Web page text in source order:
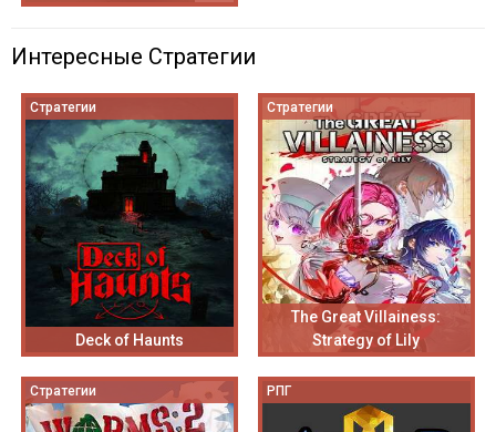
Интересные Стратегии
Стратегии
Deck of Haunts
Стратегии
The Great Villainess:
Strategy of Lily
Стратегии РПГ